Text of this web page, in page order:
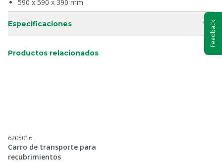
590 x 590 x 390 mm
Especificaciones
Productos relacionados
6205016
Carro de transporte para
recubrimientos
Feedback